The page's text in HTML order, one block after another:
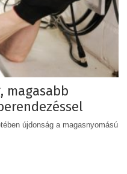
magasabb
újdonság a magasnyomású